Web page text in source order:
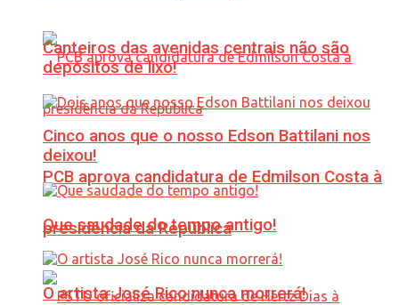
PCB aprova candidatura de Edmilson Costa à
presidência da República
Canteiros das avenidas centrais não são
depósitos de lixo!
Cinco anos que o nosso Edson Battilani nos
deixou!
Que saudade do tempo antigo!
O artista José Rico nunca morrerá!